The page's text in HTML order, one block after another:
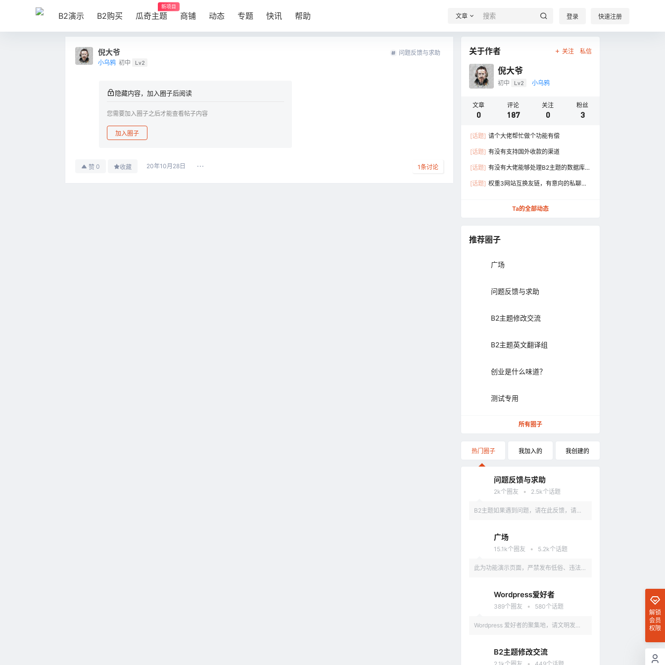
B2演示 B2购买 瓜奇主题
新项目
商铺 动态 专题 快讯 帮助 文章 登录 快速注册
倪大爷
小乌鸦 初中 Lv2
问题反馈与求助
隐藏内容，加入圈子后阅读
您需要加入圈子之后才能查看帖子内容
加入圈子
赞 0 收藏 20年10月28日 1条讨论
关于作者 关注 私信
倪大爷
初中 Lv2 小乌鸦
文章
0
评论
187
关注
0
粉丝
3
[话题] 请个大佬帮忙做个功能有偿
[话题] 有没有支持国外收款的渠道
[话题] 有没有大佬能够处理B2主题的数据库，
[话题] 权重3网站互换友链，有意向的私聊一
Ta的全部动态
推荐圈子
广场
问题反馈与求助
B2主题修改交流
B2主题英文翻译组
创业是什么味道？
测试专用
所有圈子
热门圈子 我加入的 我创建的
问题反馈与求助
2k个圈友 • 2.5k个话题
B2主题如果遇到问题，请在此反馈，请具
广场
15.1k个圈友 • 5.2k个话题
此为功能演示页面，严禁发布低俗、违法、
Wordpress爱好者
389个圈友 • 580个话题
Wordpress 爱好者的聚集地，请文明发
B2主题修改交流
解锁
会员
权限